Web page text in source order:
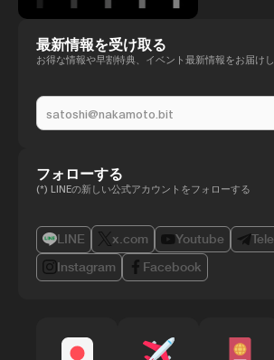
最新情報を受け取る
お得な情報や早割特典、イベント最新情報をお届け
フォローする
(*) LINEの新しい公式アカウントをフォローする
LINE x.com Youtube
Instagram
Facebook